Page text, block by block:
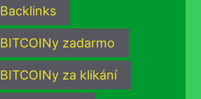
Backlinks
BITCOINy zadarmo
BITCOINy za klikání